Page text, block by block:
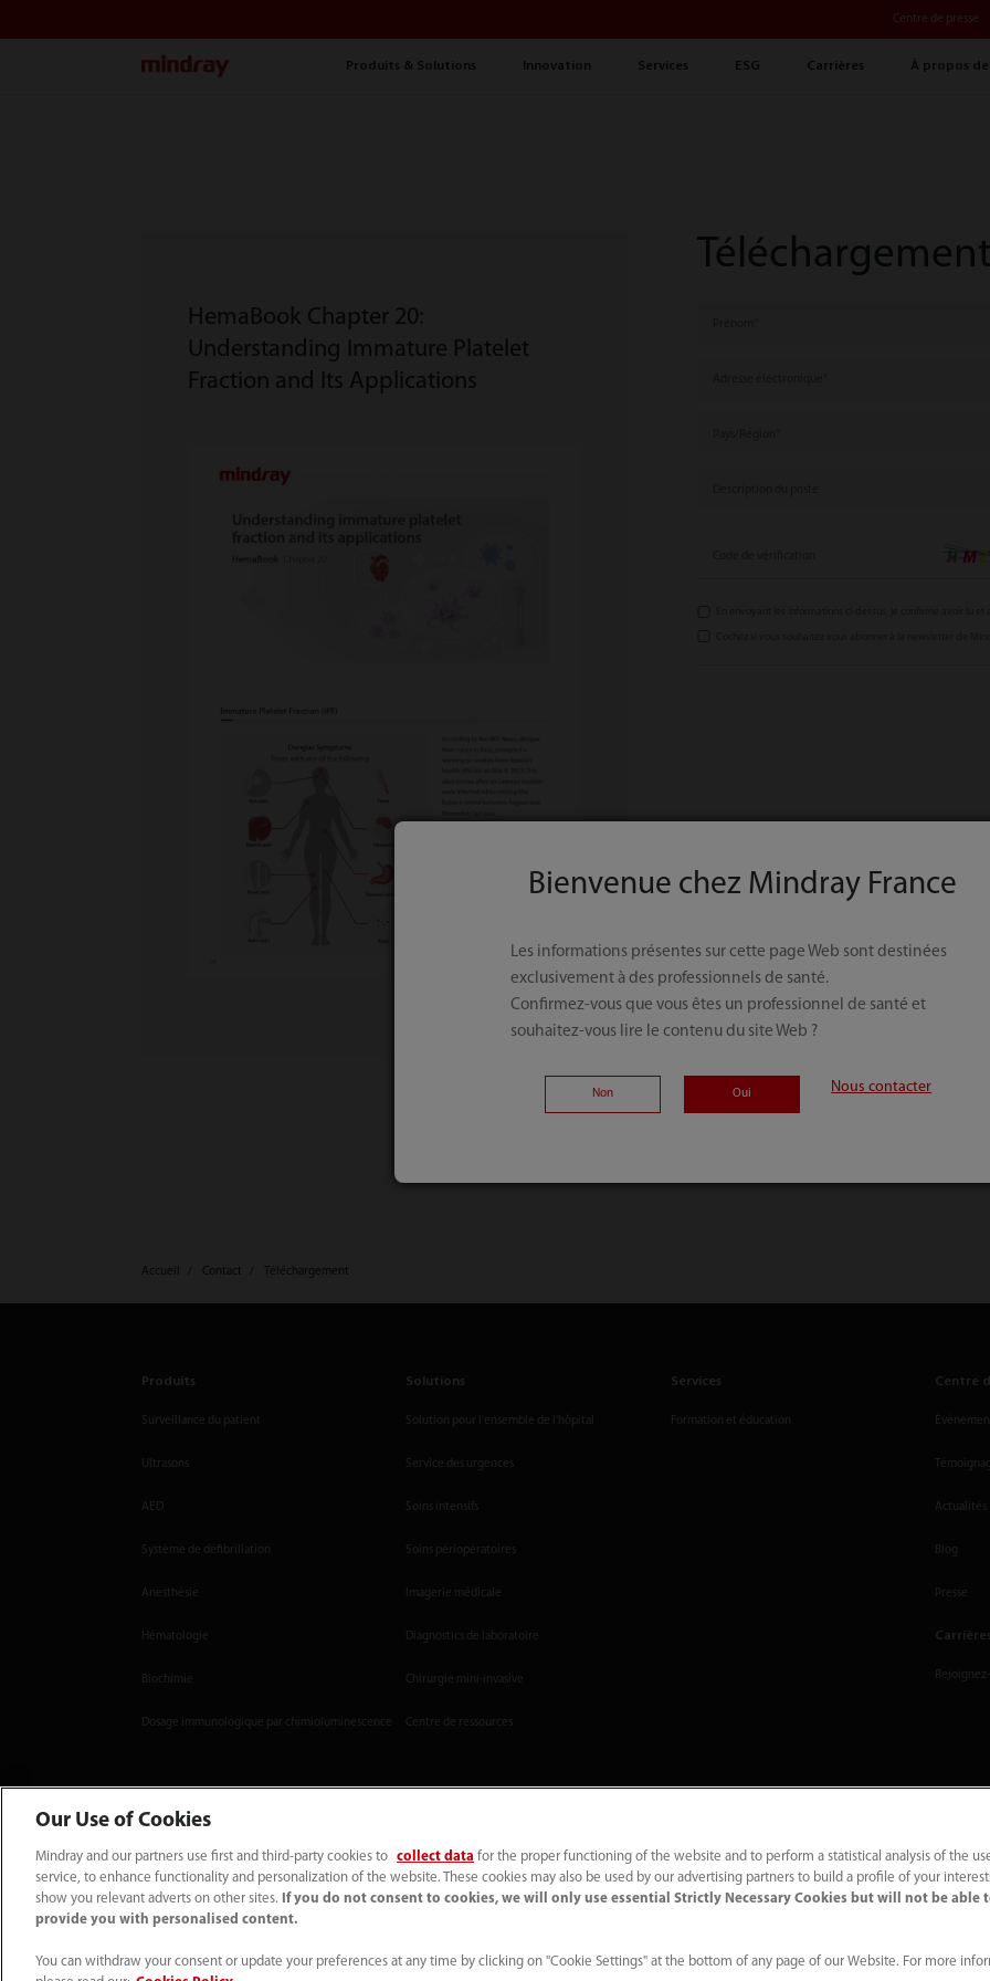
Produits & Solutions Innovation Services ESG Carrières À propos de
Centre de presse
HemaBook Chapter 20:
Understanding Immature Platelet
Fraction and Its Applications
Téléchargement
Accueil Contact Téléchargement
Produits
Surveillance du patient
Ultrasons
AED
Système de défibrillation
Anesthésie
Hématologie
Biochimie
Dosage immunologique par chimioluminescence
Solutions
Solution pour l'ensemble de l'hôpital
Service des urgences
Soins intensifs
Soins périopératoires
Imagerie médicale
Diagnostics de laboratoire
Chirurgie mini-invasive
Centre de ressources
Services
Formation et éducation
Centre
Actualités
Blog
Presse
Carrières
(33-1) 4513 9150 sav@mindray.com
Conditions d'utilisation
Bienvenue chez Mindray France
Les informations présentes sur cette page Web sont destinées
exclusivement à des professionnels de santé.
Confirmez-vous que vous êtes un professionnel de santé et
souhaitez-vous lire le contenu du site Web ?
Non Oui Nous contacter
Our Use of Cookies
Mindray and our partners use first and third-party cookies to collect data for the proper functioning of the website and to perform a statistical analysis of the
service, to enhance functionality and personalization of the website. These cookies may also be used by our advertising partners to build a profile of your
show you relevant adverts on other sites.
If you do not consent to cookies, we will only use essential Strictly Necessary Cookies but will not be able
provide you with personalised content.
You can withdraw your consent or update your preferences at any time by clicking on "Cookie Settings" at the bottom of any page of our Website. For more